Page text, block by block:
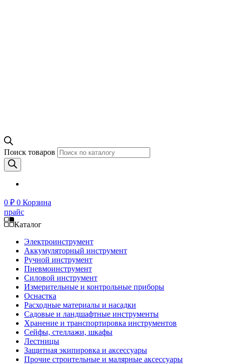
Поиск товаров
0 ₽ 0 Корзина
прайс
Каталог
Электроинструмент
Аккумуляторный инструмент
Ручной инструмент
Пневмоинструмент
Силовой инструмент
Измерительные и контрольные приборы
Оснастка
Расходные материалы и насадки
Садовые и ландшафтные инструменты
Хранение и транспортировка инструментов
Сейфы, стеллажи, шкафы
Лестницы
Защитная экипировка и аксессуары
Прочие строительные и малярные аксессуары